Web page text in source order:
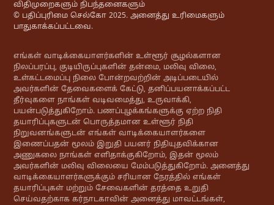
விதிமுறைகளும் நிபந்தனைகளும்
© பதிப்புரிமை செல்கோ 2025. அனைத்து உரிமைகளும்
பாதுகாக்கப்பட்டவை.
எங்கள் வாடிக்கையாளர்களின் உள்ளூர் சூழல்களான
நிலப்பரப்பு, குடியிருப்புகளின் தன்மை, மலிவு விலை,
உள்கட்டமைப்பு நிலை போன்றவற்றின் அடிப்படையில்
அவர்களின் தேவைகளைக் கேட்டு, தனிப்பயனாக்கப்பட்ட
தீர்வுகளை நாங்கள் வடிவமைத்து, உருவாக்கி,
பயன்படுத்துகிறோம். பணப்புழக்கங்களுக்கு ஏற்ற நிதி
தயாரிப்புகளுடன் பொருத்தமான உள்ளூர் நிதி
நிறுவனங்களுடன் எங்கள் வாடிக்கையாளர்களை
இணைப்பதன் மூலம் இறுதி பயனர் நிதியுதவிக்கான
அணுகலை நாங்கள் எளிதாக்குகிறோம், இதன் மூலம்
அவர்களின் மலிவு விலையை மேம்படுத்துகிறோம். அனைத்து
வாடிக்கையாளர்களுக்கும் சரியான நேரத்தில் எங்கள்
தயாரிப்புகள் மற்றும் சேவைகளின் தரத்தை உறுதி
செய்வதற்காக கர்நாடகாவின் அனைத்து மாவட்டங்கள்,